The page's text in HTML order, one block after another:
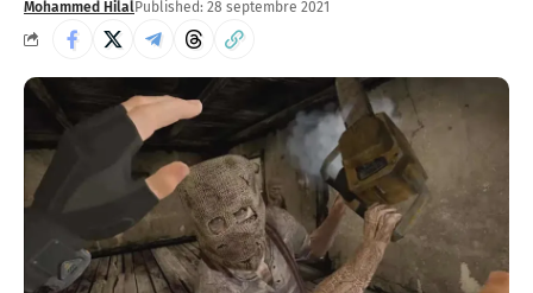
Mohammed HilalPublished: 28 septembre 2021